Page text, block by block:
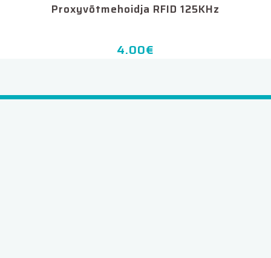
Proxyvõtmehoidja RFID 125KHz
4.00€